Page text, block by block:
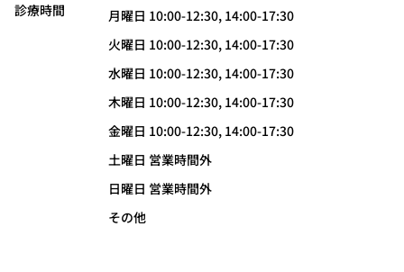
診療時間
月曜日 10:00-12:30, 14:00-17:30
火曜日 10:00-12:30, 14:00-17:30
水曜日 10:00-12:30, 14:00-17:30
木曜日 10:00-12:30, 14:00-17:30
金曜日 10:00-12:30, 14:00-17:30
土曜日 営業時間外
日曜日 営業時間外
その他